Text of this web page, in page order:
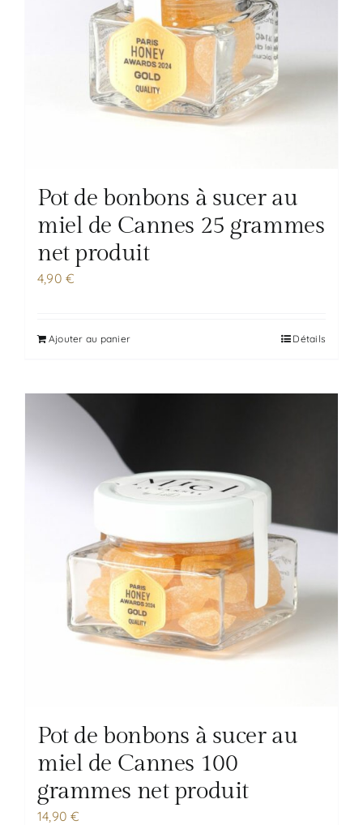
Pot de bonbons à sucer au
miel de Cannes 25 grammes
net produit
4,90€
Ajouter au panier Détails
Pot de bonbons à sucer au
miel de Cannes 100
grammes net produit
14,90€